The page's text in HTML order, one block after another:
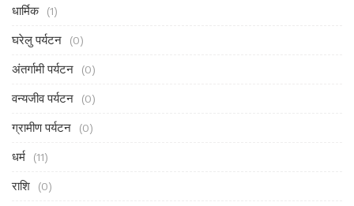
धार्मिक (1)
घरेलु पर्यटन (0)
अंतर्गामी पर्यटन (0)
वन्यजीव पर्यटन (0)
ग्रामीण पर्यटन (0)
धर्म (11)
राशि (0)